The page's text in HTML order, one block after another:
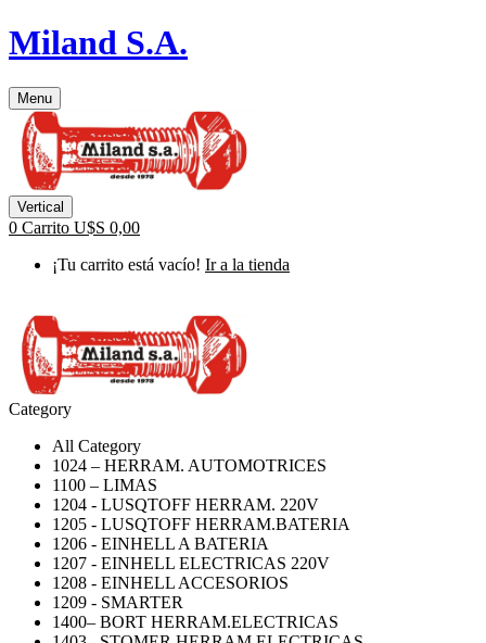
Miland S.A.
Menu
Vertical
0 Carrito U$S 0,00
¡Tu carrito está vacío! Ir a la tienda
Category
All Category
1024 – HERRAM. AUTOMOTRICES
1100 – LIMAS
1204 - LUSQTOFF HERRAM. 220V
1205 - LUSQTOFF HERRAM.BATERIA
1206 - EINHELL A BATERIA
1207 - EINHELL ELECTRICAS 220V
1208 - EINHELL ACCESORIOS
1209 - SMARTER
1400– BORT HERRAM.ELECTRICAS